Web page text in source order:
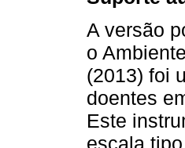
A versão
o
(2013) foi
doentes
Este
escala tipo